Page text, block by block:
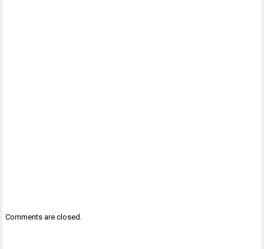
Comments are closed.